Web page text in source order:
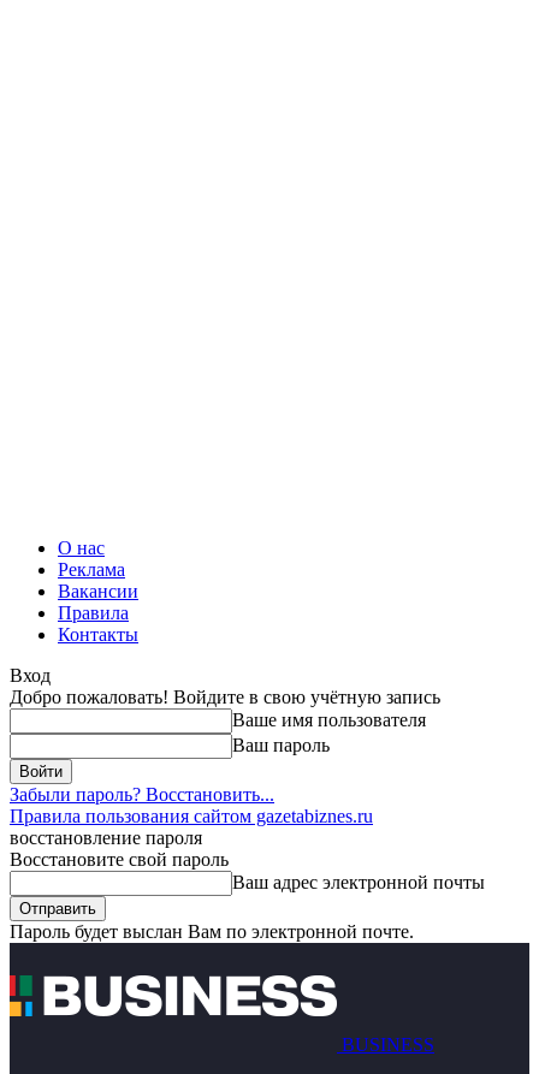
О нас
Реклама
Вакансии
Правила
Контакты
Вход
Добро пожаловать! Войдите в свою учётную запись
Ваше имя пользователя
Ваш пароль
Забыли пароль? Восстановить...
Правила пользования сайтом gazetabiznes.ru
восстановление пароля
Восстановите свой пароль
Ваш адрес электронной почты
Пароль будет выслан Вам по электронной почте.
BUSINESS